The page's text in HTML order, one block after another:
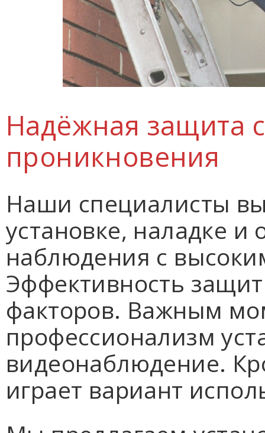
Надёжная защита
проникновения
Наши специалисты
установке, наладке
наблюдения с
Эффективность
факторов. Важным
профессионализм
видеонаблюдение.
играет вариант